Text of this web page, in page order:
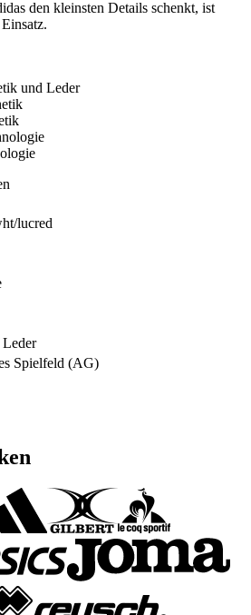
den kleinsten Details schenkt, ist
und Leder
lucred
Spielfeld (AG)